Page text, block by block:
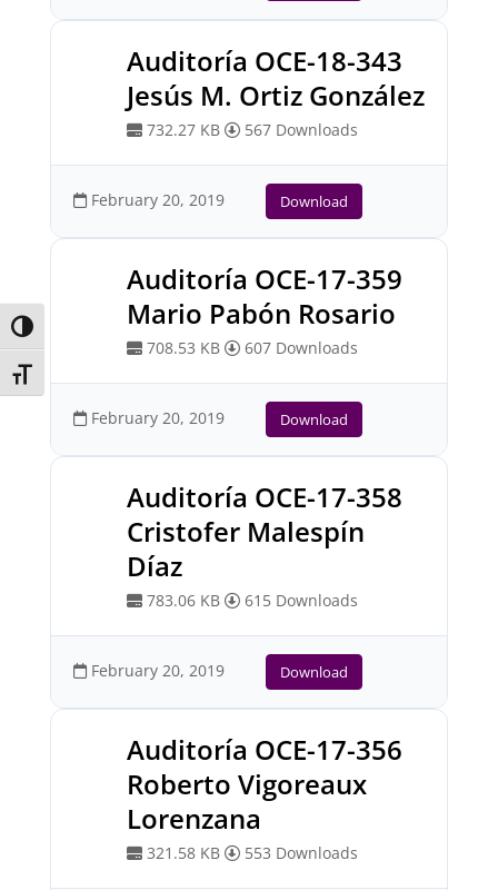
Toggle High Contrast
Toggle Font size
Auditoría OCE-18-343
Jesús M. Ortiz González
732.27 KB 567 Downloads
February 20, 2019 Download
Auditoría OCE-17-359
Mario Pabón Rosario
708.53 KB 607 Downloads
February 20, 2019 Download
Auditoría OCE-17-358
Cristofer Malespín
Díaz
783.06 KB 615 Downloads
February 20, 2019 Download
Auditoría OCE-17-356
Roberto Vigoreaux
Lorenzana
321.58 KB 553 Downloads